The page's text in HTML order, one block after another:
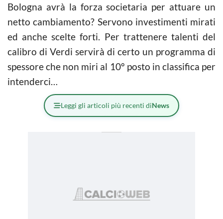
Bologna avrà la forza societaria per attuare un
netto cambiamento? Servono investimenti mirati
ed anche scelte forti. Per trattenere talenti del
calibro di Verdi servirà di certo un programma di
spessore che non miri al 10° posto in classifica per
intenderci…
Leggi gli articoli più recenti diNews